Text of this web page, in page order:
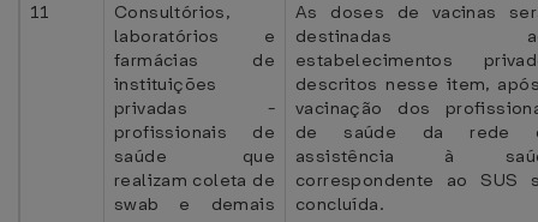
11
Consultórios,
laboratórios e
farmácias de
instituições
privadas -
profissionais de
saúde que
realizam coleta de
swab e demais
As doses de vacinas
destinadas
estabelecimentos
descritos nesse item,
vacinação dos
de saúde da rede
assistência à
correspondente ao SUS
concluída.